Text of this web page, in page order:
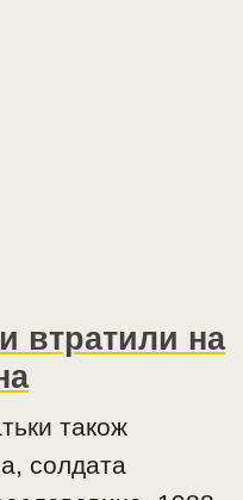
втратили на
також
солдата